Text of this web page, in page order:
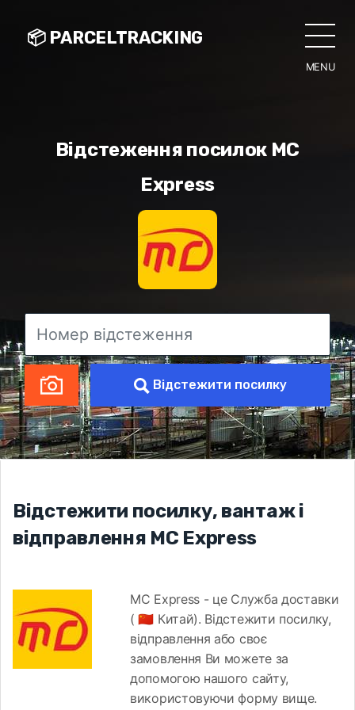
MENU
📦 PARCELTRACKING
Відстеження посилок MC
Express
Відстежити посилку
Відстежити посилку, вантаж і
відправлення MC Express
MC Express - це Служба доставки
( 🇨🇳 Китай). Відстежити посилку,
відправлення або своє
замовлення Ви можете за
допомогою нашого сайту,
використовуючи форму вище.